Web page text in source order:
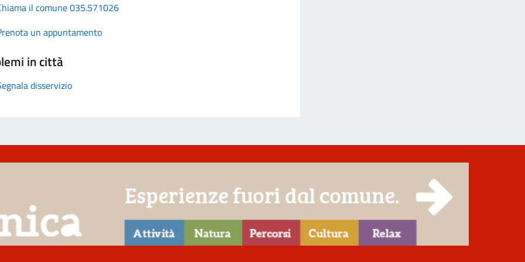
il comune 035.571026
un appuntamento
in città
disservizio